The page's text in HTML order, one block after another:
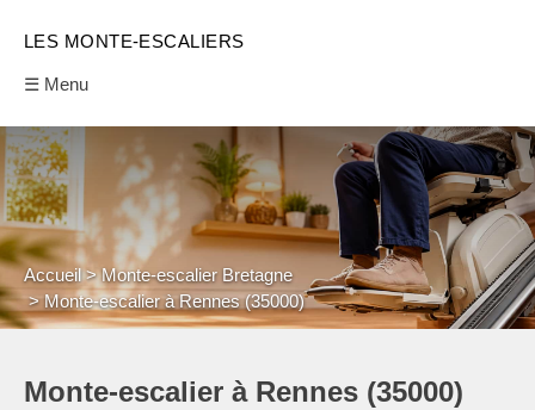
LES MONTE-ESCALIERS
☰ Menu
Accueil
Monte-escalier Bretagne
Monte-escalier à Rennes (35000)
Monte-escalier à Rennes (35000)